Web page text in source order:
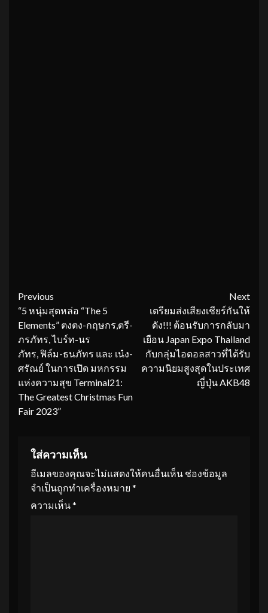
Continue
Reading
Previous
“5 หนุ่มสุดหล่อ “The 5
Elements” ตงตง-กฤษกร,ตรี-
ภรภัทร, ไบร์ท-นร
ภัทร, ฟิล์ม-ธนภัทร และ เน๋ง-
ศรัณย์ ในการเปิด มหกรรม
แห่งความสุข Terminal21:
The Greatest Christmas Fun
Fair 2023”
Next
เตรียมส่งเสียงเชียร์กันให้
ดัง!!! ต้อนรับการกลับมา
เยือน Japan Expo Thailand
กับกลุ่มไอดอลสาวที่ได้รับ
ความนิยมสูงสุดในประเทศ
ญี่ปุ่น AKB48
ใส่ความเห็น
อีเมลของคุณจะไม่แสดงให้คนอื่นเห็น ช่องข้อมูล
จำเป็นถูกทำเครื่องหมาย *
ความเห็น*